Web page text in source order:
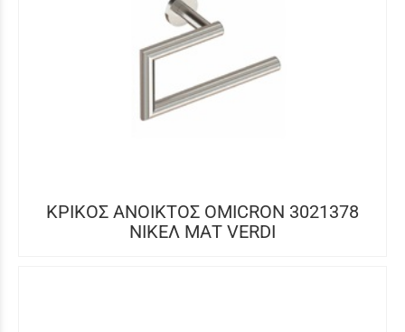
ΚΡΙΚΟΣ ΑΝΟΙΚΤΟΣ OMICRON 3021378
ΝΙΚΕΛ ΜΑΤ VERDI